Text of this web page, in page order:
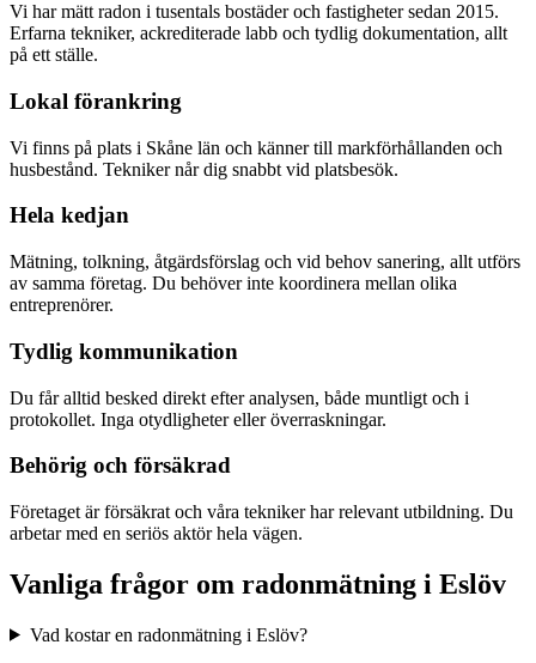
Vi har mätt radon i tusentals bostäder och fastigheter sedan 2015.
Erfarna tekniker, ackrediterade labb och tydlig dokumentation, allt
på ett ställe.
Lokal förankring
Vi finns på plats i Skåne län och känner till markförhållanden och
husbestånd. Tekniker når dig snabbt vid platsbesök.
Hela kedjan
Mätning, tolkning, åtgärdsförslag och vid behov sanering, allt utförs
av samma företag. Du behöver inte koordinera mellan olika
entreprenörer.
Tydlig kommunikation
Du får alltid besked direkt efter analysen, både muntligt och i
protokollet. Inga otydligheter eller överraskningar.
Behörig och försäkrad
Företaget är försäkrat och våra tekniker har relevant utbildning. Du
arbetar med en seriös aktör hela vägen.
Vanliga frågor om radonmätning i Eslöv
Vad kostar en radonmätning i Eslöv?